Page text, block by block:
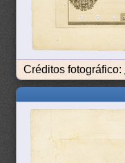
Créditos fotográfico: